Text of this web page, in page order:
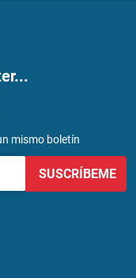
mismo boletín
SUSCRÍBEME